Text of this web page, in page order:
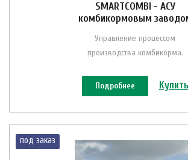
SMARTCOMBI - АСУ
комбикормовым
Управление процессом
производства комбикорма.
Подробнее Купить
под заказ